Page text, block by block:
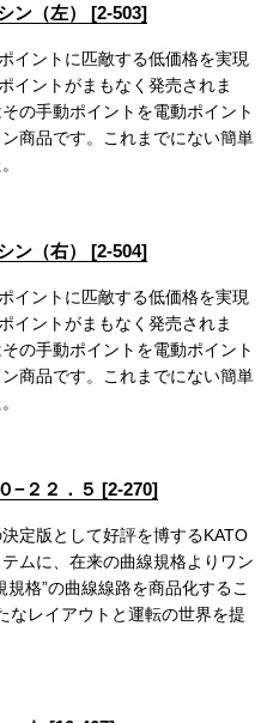
ン（左） [2-503]
イントに匹敵する低価格を実現
イントがまもなく発売されま
の手動ポイントを電動ポイント
商品です。これまでにない簡単
ン（右） [2-504]
イントに匹敵する低価格を実現
イントがまもなく発売されま
の手動ポイントを電動ポイント
商品です。これまでにない簡単
−２２．５ [2-270]
定版として好評を博するKATO
ムに、在来の曲線規格よりワン
規格”の曲線線路を商品化するこ
なレイアウトと運転の世界を提